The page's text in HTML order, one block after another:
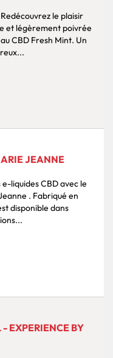
le plaisir
et légèrement poivrée
CBD Fresh Mint. Un
JEANNE
liquides CBD avec le
en
disponible dans
EXPERIENCE BY